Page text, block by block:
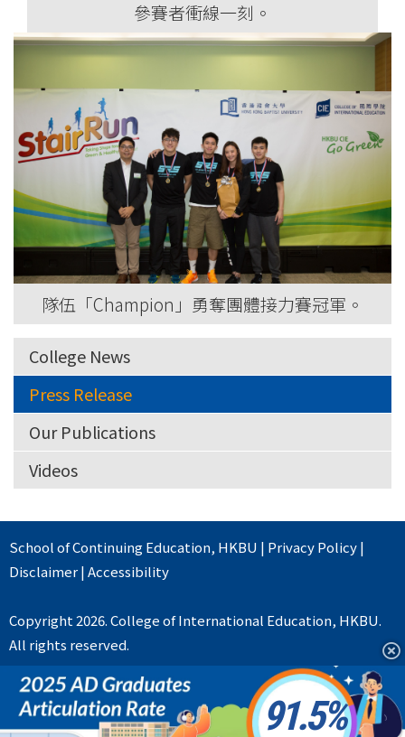
參賽者衝線一刻。
隊伍「Champion」勇奪團體接力賽冠軍。
College News
Press Release
Our Publications
Videos
91.5
School of Continuing Education, HKBU | Privacy Policy|
Disclaimer|Accessibility
Copyright 2026. College of International Education, HKBU.
All rights reserved.